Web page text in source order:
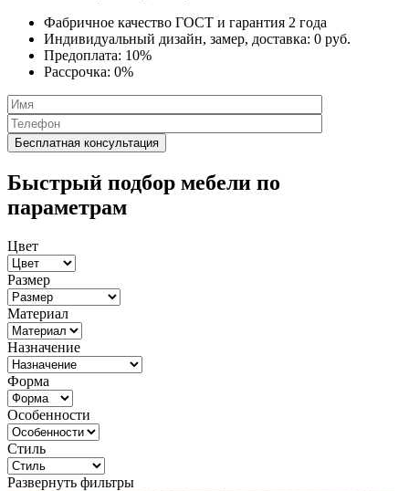
Фабричное качество ГОСТ и гарантия 2 года
Индивидуальный дизайн, замер, доставка: 0 руб.
Предоплата: 10%
Рассрочка: 0%
Быстрый подбор мебели по
параметрам
Цвет
Размер
Материал
Назначение
Форма
Особенности
Стиль
Развернуть фильтры